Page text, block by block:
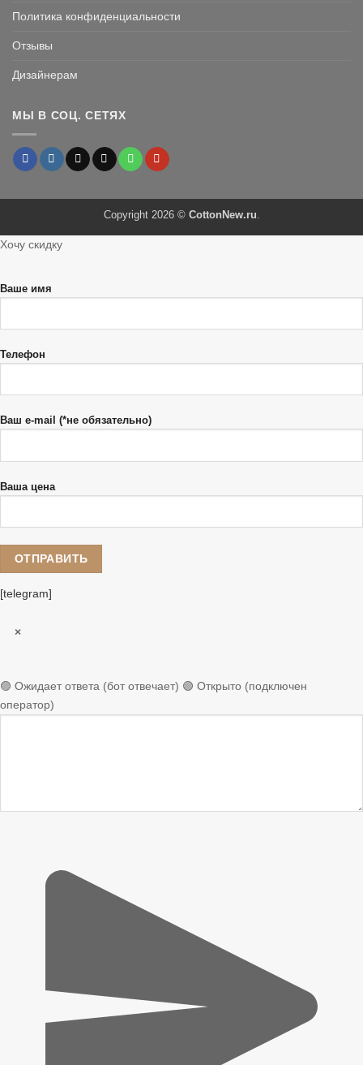
Политика конфиденциальности
Отзывы
Дизайнерам
МЫ В СОЦ. СЕТЯХ
Copyright 2026 © CottonNew.ru
Хочу скидку
Ваше имя
Телефон
Ваш e-mail (*не обязательно)
Ваша цена
[telegram]
×
🟣 Ожидает ответа (бот отвечает) 🟢 Открыто (подключен
оператор)